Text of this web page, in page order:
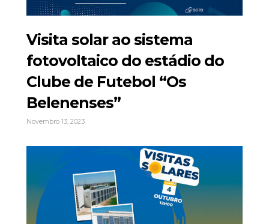
Visita solar ao sistema
fotovoltaico do estádio do
Clube de Futebol “Os
Belenenses”
Novembro 13, 2023